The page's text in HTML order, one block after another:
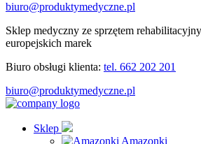
biuro@produktymedyczne.pl
Sklep medyczny ze sprzętem
europejskich marek
Biuro obsługi klienta: tel. 662 202 201
biuro@produktymedyczne.pl
Sklep
Amazonki